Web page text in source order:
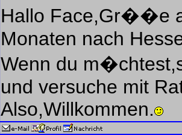
Hallo Face,Gr��e
Monaten nach
Wenn du
und versuche mit
Also,Willkommen.